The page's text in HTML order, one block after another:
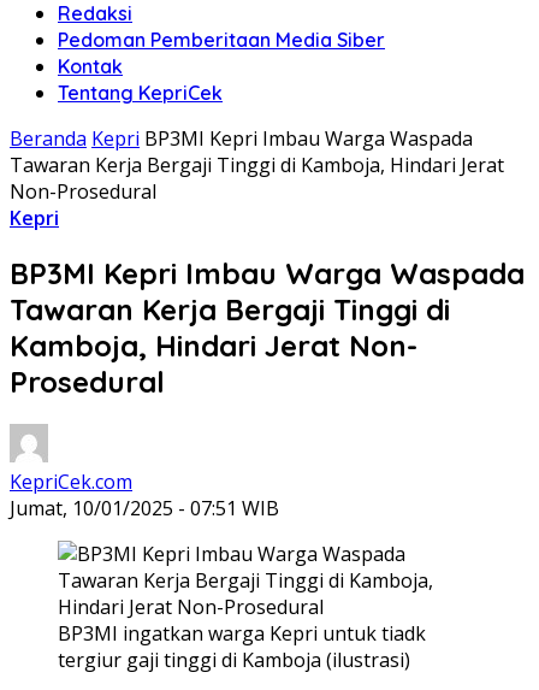
Redaksi
Pedoman Pemberitaan Media Siber
Kontak
Tentang KepriCek
Beranda Kepri BP3MI Kepri Imbau Warga Waspada
Tawaran Kerja Bergaji Tinggi di Kamboja, Hindari Jerat
Non-Prosedural
Kepri
BP3MI Kepri Imbau Warga Waspada
Tawaran Kerja Bergaji Tinggi di
Kamboja, Hindari Jerat Non-
Prosedural
KepriCek.com
Jumat, 10/01/2025 - 07:51 WIB
BP3MI ingatkan warga Kepri untuk tiadk
tergiur gaji tinggi di Kamboja (ilustrasi)